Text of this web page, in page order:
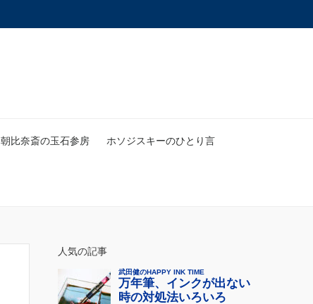
朝比奈斎の玉石参房 ホソジスキーのひとり言
人気の記事